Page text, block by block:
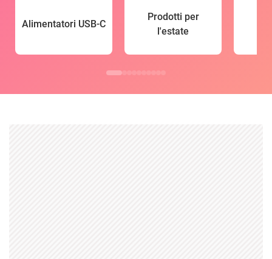
Alimentatori USB-C
Prodotti per
l'estate